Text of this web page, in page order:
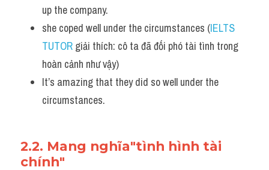
up the company.
she coped well under the circumstances (IELTS
TUTOR giải thích: cô ta đã đối phó tài tình trong
hoàn cảnh như vậy)
It’s amazing that they did so well under the
circumstances.
2.2. Mang nghĩa"tình hình tài
chính"